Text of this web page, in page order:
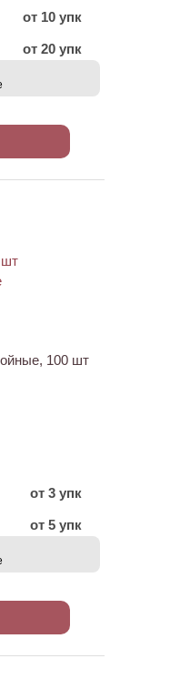
от 10 упк
от 20 упк
100 шт
от 3 упк
от 5 упк